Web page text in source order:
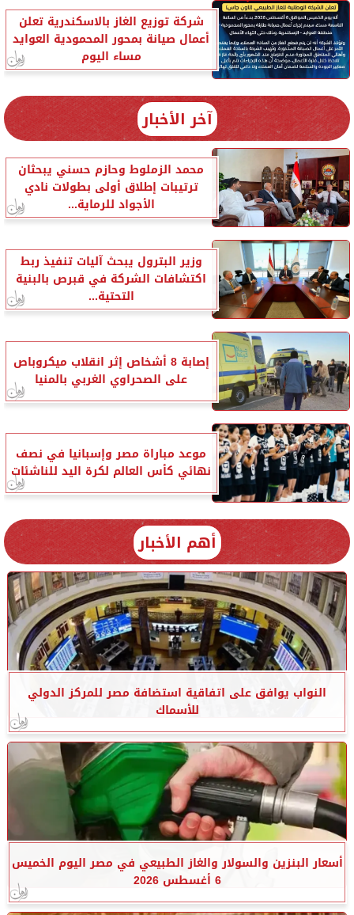
شركة توزيع الغاز بالاسكندرية تعلن
أعمال صيانة بمحور المحمودية العوايد
مساء اليوم
آخر الأخبار
محمد الزملوط وحازم حسني يبحثان
ترتيبات إطلاق أولى بطولات نادي
الأجواد للرماية...
وزير البترول يبحث آليات تنفيذ ربط
اكتشافات الشركة في قبرص بالبنية
التحتية...
إصابة 8 أشخاص إثر انقلاب ميكروباص
على الصحراوي الغربي بالمنيا
موعد مباراة مصر وإسبانيا في نصف
نهائي كأس العالم لكرة اليد للناشئات
أهم الأخبار
النواب يوافق على اتفاقية استضافة مصر للمركز الدولي
للأسماك
أسعار البنزين والسولار والغاز الطبيعي في مصر اليوم الخميس
6 أغسطس 2026